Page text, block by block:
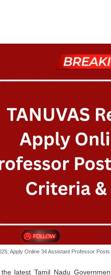
Apply Online 34 Assistant Professor
latest Tamil Nadu